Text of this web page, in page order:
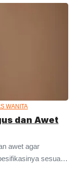
disatukan hingga
pada isian
menentukan
dinirnya, semakin
silakan
satu helai rambut
WANITA
dan Awet
awet agar
sesuai
hari. Ransel